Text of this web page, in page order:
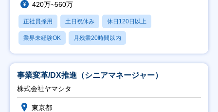
420万~560万
正社員採用 土日祝休み 休日120日以上
業界未経験OK 月残業20時間以内
事業変革/DX推進（シニアマネージャー）
株式会社ヤマシタ
東京都